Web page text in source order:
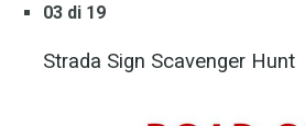
03 di 19
Strada Sign Scavenger Hunt